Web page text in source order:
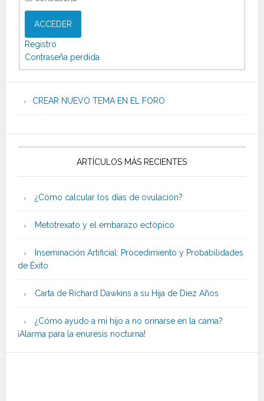
ACCEDER
Registro
Contraseña perdida
CREAR NUEVO TEMA EN EL FORO
ARTÍCULOS MÁS RECIENTES
¿Cómo calcular los días de ovulación?
Metotrexato y el embarazo ectópico
Inseminación Artificial: Procedimiento y Probabilidades
de Éxito
Carta de Richard Dawkins a su Hija de Diez Años
¿Cómo ayudo a mi hijo a no orinarse en la cama?
¡Alarma para la enuresis nocturna!